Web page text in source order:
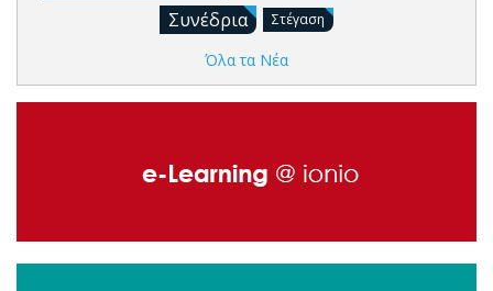
Συνέδρια
Στέγαση
Όλα τα Νέα